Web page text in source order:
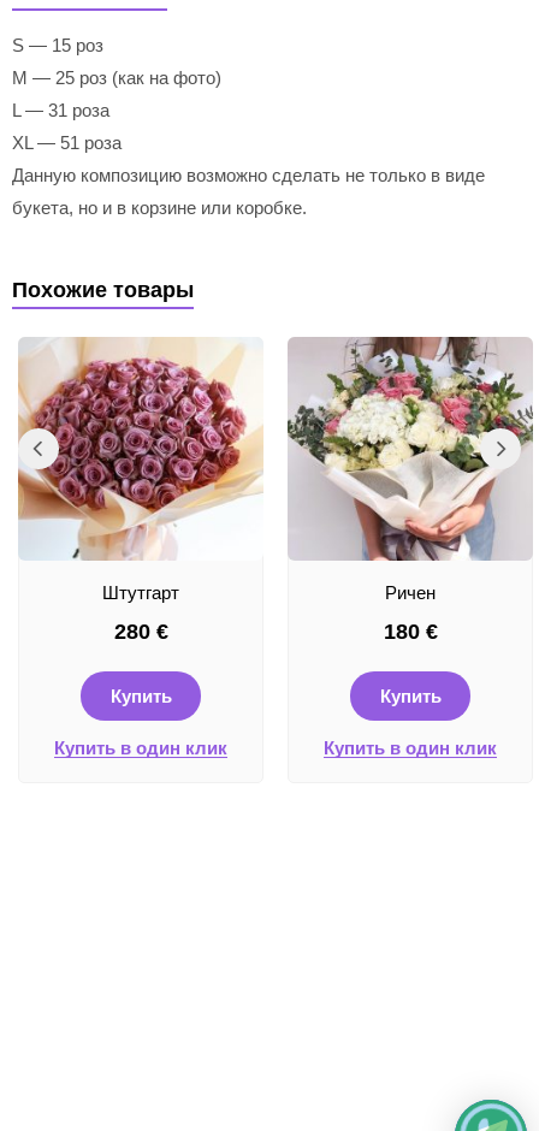
S — 15 роз
M — 25 роз (как на фото)
L — 31 роза
XL — 51 роза
Данную композицию возможно сделать не только в виде
букета, но и в корзине или коробке.
Похожие товары
Штутгарт
280 €
Купить
Купить в один клик
Ричен
180 €
Купить
Купить в один клик